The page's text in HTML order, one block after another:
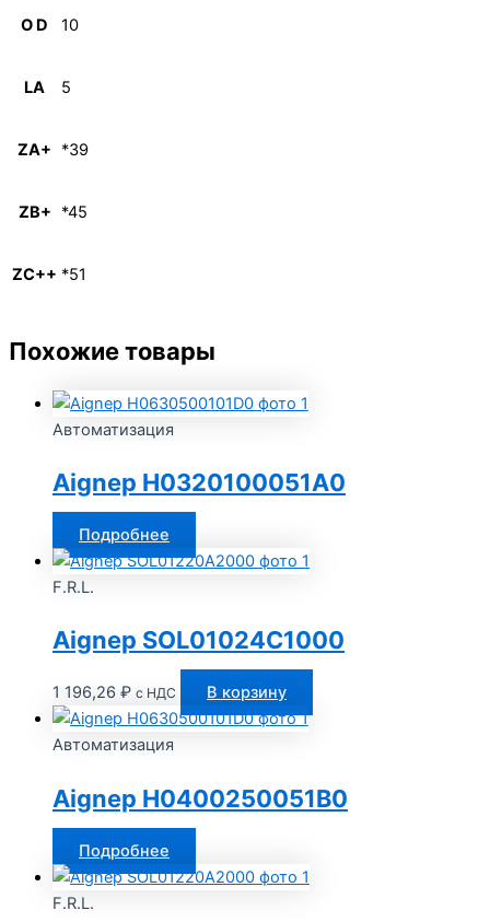
O D 10
LA 5
ZA+ *39
ZB+ *45
ZC++ *51
Похожие товары
Автоматизация
Aignep H0320100051A0
Подробнее
F.R.L.
Aignep SOL01024C1000
1 196,26 ₽ с НДС В корзину
Автоматизация
Aignep H0400250051B0
Подробнее
F.R.L.